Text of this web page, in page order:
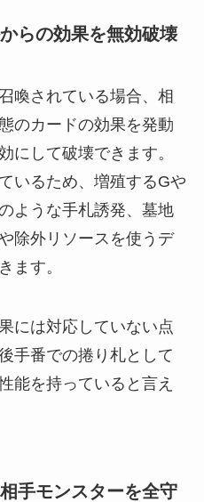
らの効果を無効破壊
喚されている場合、相
のカードの効果を発動
にして破壊できます。
いるため、増殖するGや
ような手札誘発、墓地
除外リソースを使うデ
ます。
には対応していない点
手番での捲り札として
能を持っていると言え
手モンスターを全守